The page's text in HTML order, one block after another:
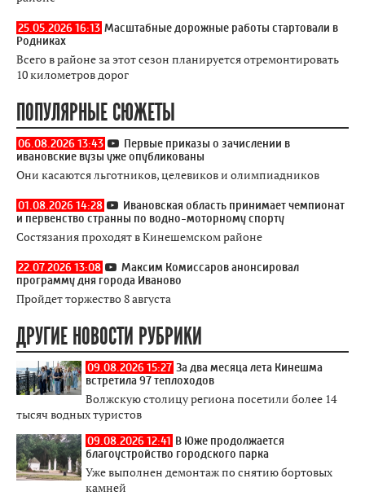
25.05.2026 16:13 Масштабные дорожные работы стартовали в
Родниках
Всего в районе за этот сезон планируется отремонтировать
10 километров дорог
ПОПУЛЯРНЫЕ СЮЖЕТЫ
06.08.2026 13:43
Первые приказы о зачислении в
ивановские вузы уже опубликованы
Они касаются льготников, целевиков и олимпиадников
01.08.2026 14:28
Ивановская область принимает чемпионат
и первенство странны по водно-моторному спорту
Состязания проходят в Кинешемском районе
22.07.2026 13:08
Максим Комиссаров анонсировал
программу дня города Иваново
Пройдет торжество 8 августа
ДРУГИЕ НОВОСТИ РУБРИКИ
09.08.2026 15:27 За два месяца лета Кинешма
встретила 97 теплоходов
Волжскую столицу региона посетили более 14
тысяч водных туристов
09.08.2026 12:41 В Юже продолжается
благоустройство городского парка
Уже выполнен демонтаж по снятию бортовых
камней